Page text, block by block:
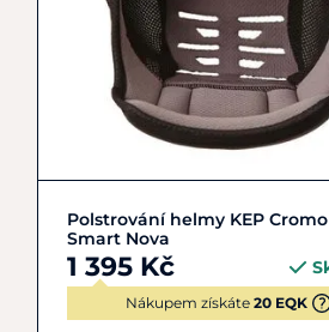
51 52 53 54 + 8
Polstrování helmy KEP
Smart Nova
1 395 Kč
Nákupem získáte 20 EQK